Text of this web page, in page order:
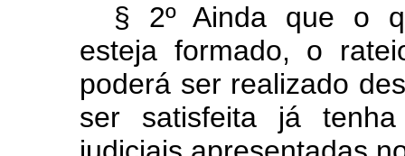
§ 2º Ainda que o
esteja formado, o
poderá ser realizado
ser satisfeita já